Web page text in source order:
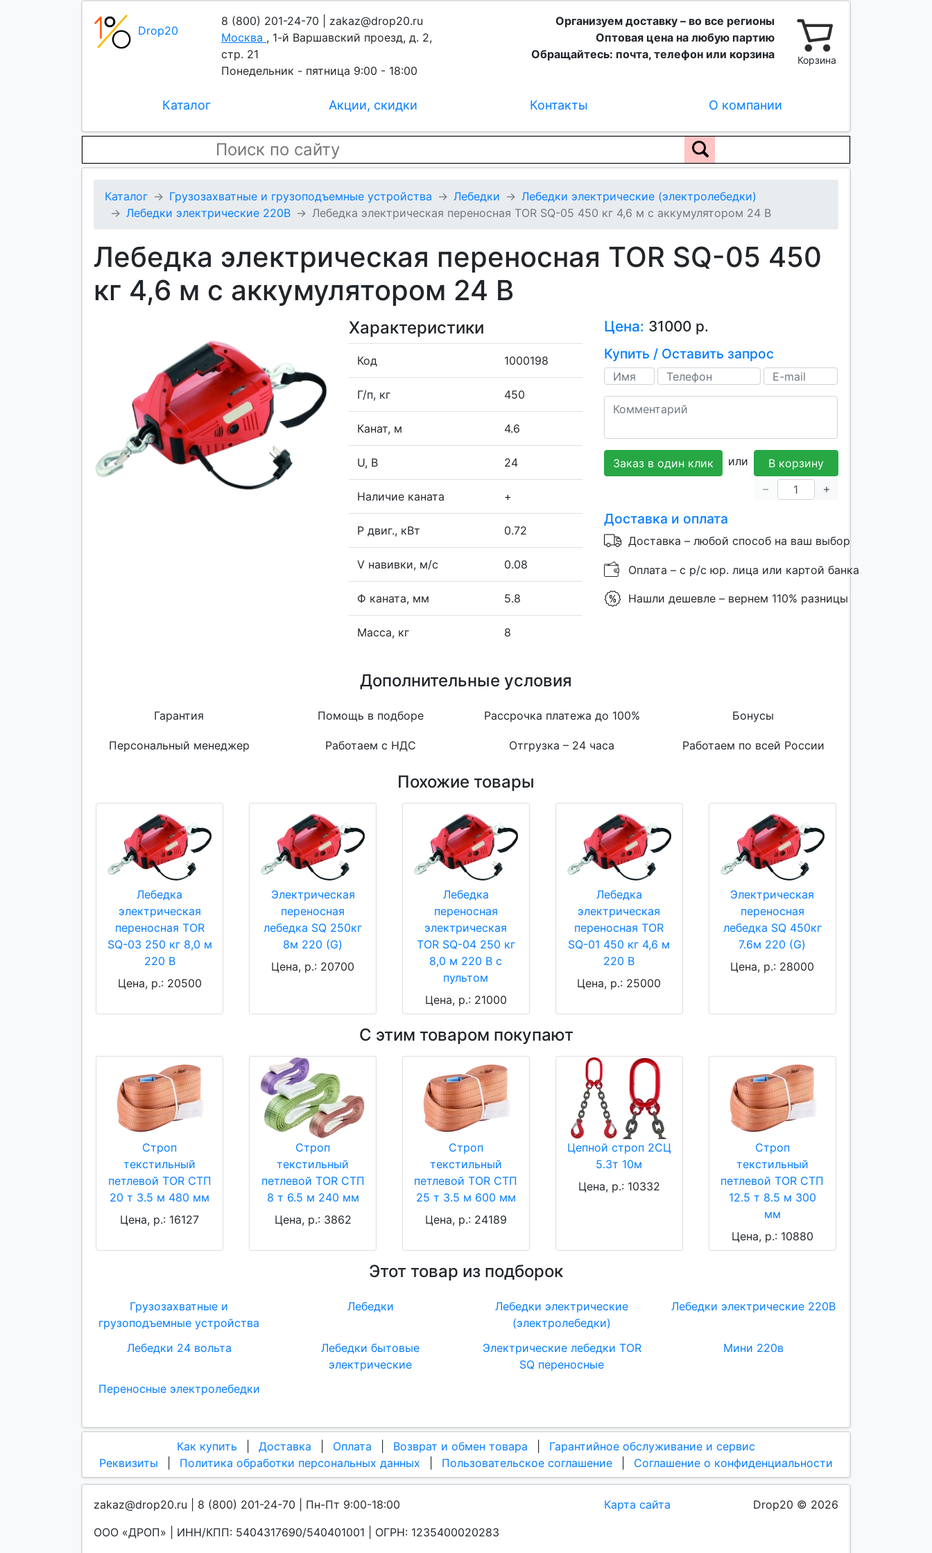
Drop20
8 (800) 201-24-70 | zakaz@drop20.ru
Москва , 1-й Варшавский проезд, д. 2,
стр. 21
Понедельник - пятница 9:00 - 18:00
Организуем доставку – во все регионы
Оптовая цена на любую партию
Обращайтесь: почта, телефон или корзина
Корзина
Каталог Акции, скидки Контакты О компании
Каталог Грузозахватные и грузоподъемные устройства Лебедки
Лебедки электрические (электролебедки)
Лебедки электрические 220В
Лебедка электрическая переносная TOR SQ-05 450 кг 4,6 м с аккумулятором 24 В
Лебедка электрическая переносная TOR SQ-05 450
кг 4,6 м с аккумулятором 24 В
Характеристики
Код 1000198
Г/п, кг 450
Канат, м 4.6
U, В 24
Наличие каната +
P двиг., кВт 0.72
V навивки, м/с 0.08
Ф каната, мм 5.8
Масса, кг 8
Цена: 31000 р.
Купить / Оставить запрос
Заказ в один клик или В корзину
Доставка и оплата
Доставка – любой способ на ваш выбор
Оплата – с р/с юр. лица или картой банка
Нашли дешевле – вернем 110% разницы
Дополнительные условия
Гарантия Помощь в подборе Рассрочка платежа до 100% Бонусы
Персональный менеджер Работаем с НДС Отгрузка – 24 часа Работаем по всей России
Похожие товары
Лебедка
электрическая
переносная TOR
SQ-03 250 кг 8,0 м
220 В
Цена, р.: 20500
Электрическая
переносная
лебедка SQ 250кг
8м 220 (G)
Цена, р.: 20700
Лебедка
переносная
электрическая
TOR SQ-04 250 кг
8,0 м 220 В с
пультом
Цена, р.: 21000
Лебедка
электрическая
переносная TOR
SQ-01 450 кг 4,6 м
220 В
Цена, р.: 25000
Электрическая
переносная
лебедка SQ 450кг
7.6м 220 (G)
Цена, р.: 28000
С этим товаром покупают
Строп
текстильный
петлевой TOR СТП
20 т 3.5 м 480 мм
Цена, р.: 16127
Строп
текстильный
петлевой TOR СТП
8 т 6.5 м 240 мм
Цена, р.: 3862
Строп
текстильный
петлевой TOR СТП
25 т 3.5 м 600 мм
Цена, р.: 24189
Цепной строп 2СЦ
5.3т 10м
Цена, р.: 10332
Строп
текстильный
петлевой TOR СТП
12.5 т 8.5 м 300
мм
Цена, р.: 10880
Этот товар из подборок
Грузозахватные и
грузоподъемные устройства
Лебедки
Лебедки электрические
(электролебедки)
Лебедки электрические 220В
Лебедки 24 вольта
Лебедки бытовые
электрические
Электрические лебедки TOR
SQ переносные
Мини 220в
Переносные электролебедки
Как купить Доставка Оплата Возврат и обмен товара
Гарантийное обслуживание и сервис
Реквизиты
Политика обработки персональных данных Пользовательское соглашение Соглашение о конфиденциальности
zakaz@drop20.ru | 8 (800) 201-24-70 | Пн-Пт 9:00-18:00
ООО «ДРОП» | ИНН/КПП: 5404317690/540401001 | ОГРН: 1235400020283
Карта сайта Drop20 © 2026